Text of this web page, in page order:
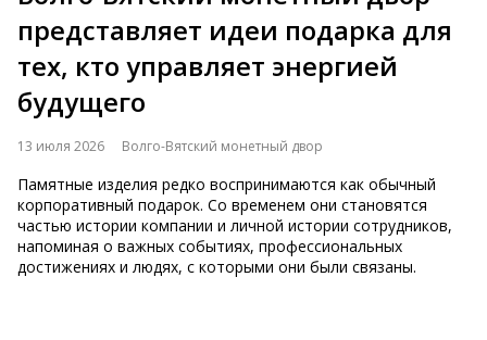
представляет идеи подарка для
тех, кто управляет энергией
будущего
13 июля 2026 Волго-Вятский монетный двор
Памятные изделия редко воспринимаются как обычный
корпоративный подарок. Со временем они становятся
частью истории компании и личной истории сотрудников,
напоминая о важных событиях, профессиональных
достижениях и людях, с которыми они были связаны.